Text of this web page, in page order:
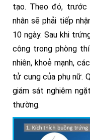
tạo. Theo đó, trước
nhân sẽ phải tiếp
10 ngày. Sau khi
công trong phòng
nhiên, khoẻ mạnh,
tử cung của phụ nữ.
giám sát nghiêm
thường.